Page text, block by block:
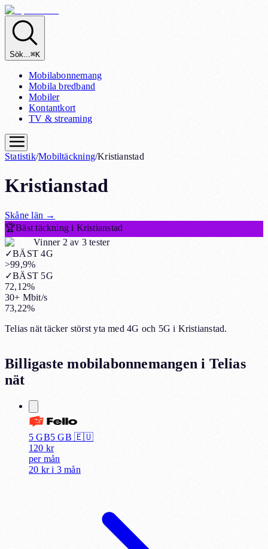
Sök...⌘K
Mobilabonnemang
Mobila bredband
Mobiler
Kontantkort
TV & streaming
Statistik/Mobiltäckning/Kristianstad
Kristianstad
Skåne län →
🏆Bäst täckning i Kristianstad
Vinner 2 av 3 tester
✓BÄST 4G
>99,9%
✓BÄST 5G
72,12%
30+ Mbit/s
73,22%
Telias nät täcker störst yta med 4G och 5G i Kristianstad.
Billigaste mobilabonnemangen i Telias
nät
5 GB5 GB 🇪🇺
120 kr
per mån
20 kr i 3 mån